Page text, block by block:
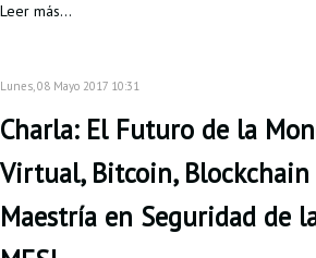
Leer más...
Lunes, 08 Mayo 2017 10:31
Charla: El Futuro de la
Virtual, Bitcoin, Blockchain
Maestría en Seguridad de